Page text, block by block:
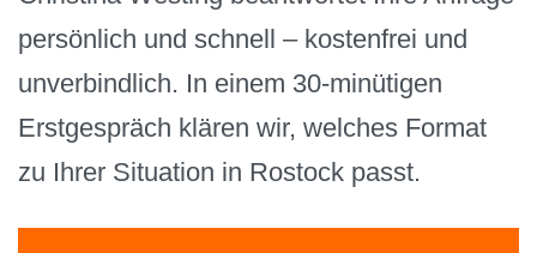
persönlich und schnell – kostenfrei und
unverbindlich. In einem 30-minütigen
Erstgespräch klären wir, welches Format
zu Ihrer Situation in Rostock passt.